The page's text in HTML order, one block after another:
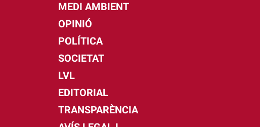
MEDI AMBIENT
OPINIÓ
POLÍTICA
SOCIETAT
LVL
EDITORIAL
TRANSPARÈNCIA